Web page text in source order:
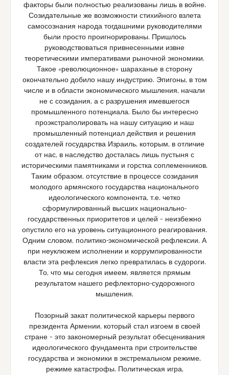
факторы были полностью реализованы лишь в войне.
Созидательные же возможности стихийного взлета
самосознания народа тогдашними руководителями
были просто проигнорированы. Пришлось
руководствоваться привнесенными извне
теоретическими императивами рыночной экономики.
Такое «революционное» шараханье в сторону
окончательно добило нашу индустрию. Эпигоны, в том
числе и в области экономического мышления, начали
не с созидания, а с разрушения имевшегося
промышленного потенциала. Было бы интересно
проэкстраполировать на нашу ситуацию и наш
промышленный потенциал действия и решения
создателей государства Израиль, которым, в отличие
от нас, в наследство досталась лишь пустыня с
историческими памятниками и горстка соплеменников.
Таким образом, отсутствие в процессе созидания
молодого армянского государства национального
идеологического компонента, т.е. четко
сформулированный высших национально-
государственных приоритетов и целей – неизбежно
опустило его на уровень ситуационного реагирования.
Одним словом, политико-экономической рефлексии. А
при неуклюжем исполнении и коррумпированности
власти эта рефлексия легко превратилась в судороги.
То, что мы сегодня имеем, является прямым
результатом нашего рефлекторно-судорожного
мышления.
Позорный закат политической карьеры первого
президента Армении, который стал изгоем в своей
стране – это закономерный результат обесценивания
идеологического фундамента при строительстве
государства и экономики в экстремальном режиме,
режиме катастрофы. Политическая игра,